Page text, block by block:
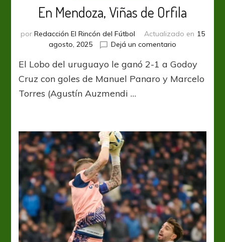
En Mendoza, Viñas de Orfila
por Redacción El Rincón del Fútbol Actualizado en 15
agosto, 2025
Dejá un comentario
Mendoza,
Viñas
El Lobo del uruguayo le ganó 2-1 a Godoy
Cruz con goles de Manuel Panaro y Marcelo
Torres (Agustín Auzmendi …